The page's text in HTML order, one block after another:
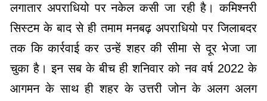
लगातार अपराधियो पर नकेल कसी जा रही है। कमिश्नरी
सिस्टम के बाद से ही तमाम मनबढ़ अपराधियो पर जिलाबदर
तक कि कार्रवाई कर उन्हें शहर की सीमा से दूर भेजा जा
चुका है। इन सब के बीच ही शनिवार को नव वर्ष 2022 के
आगमन के साथ ही शहर के उत्तरी जोन के अलग अलग